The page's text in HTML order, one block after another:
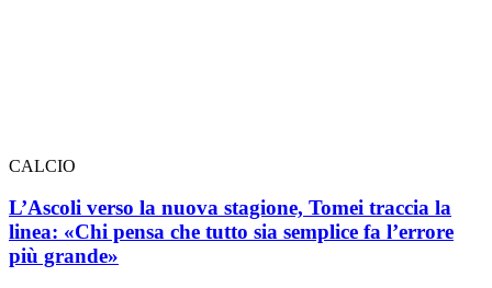
CALCIO
L’Ascoli verso la nuova stagione, Tomei traccia la
linea: «Chi pensa che tutto sia semplice fa l’errore
più grande»